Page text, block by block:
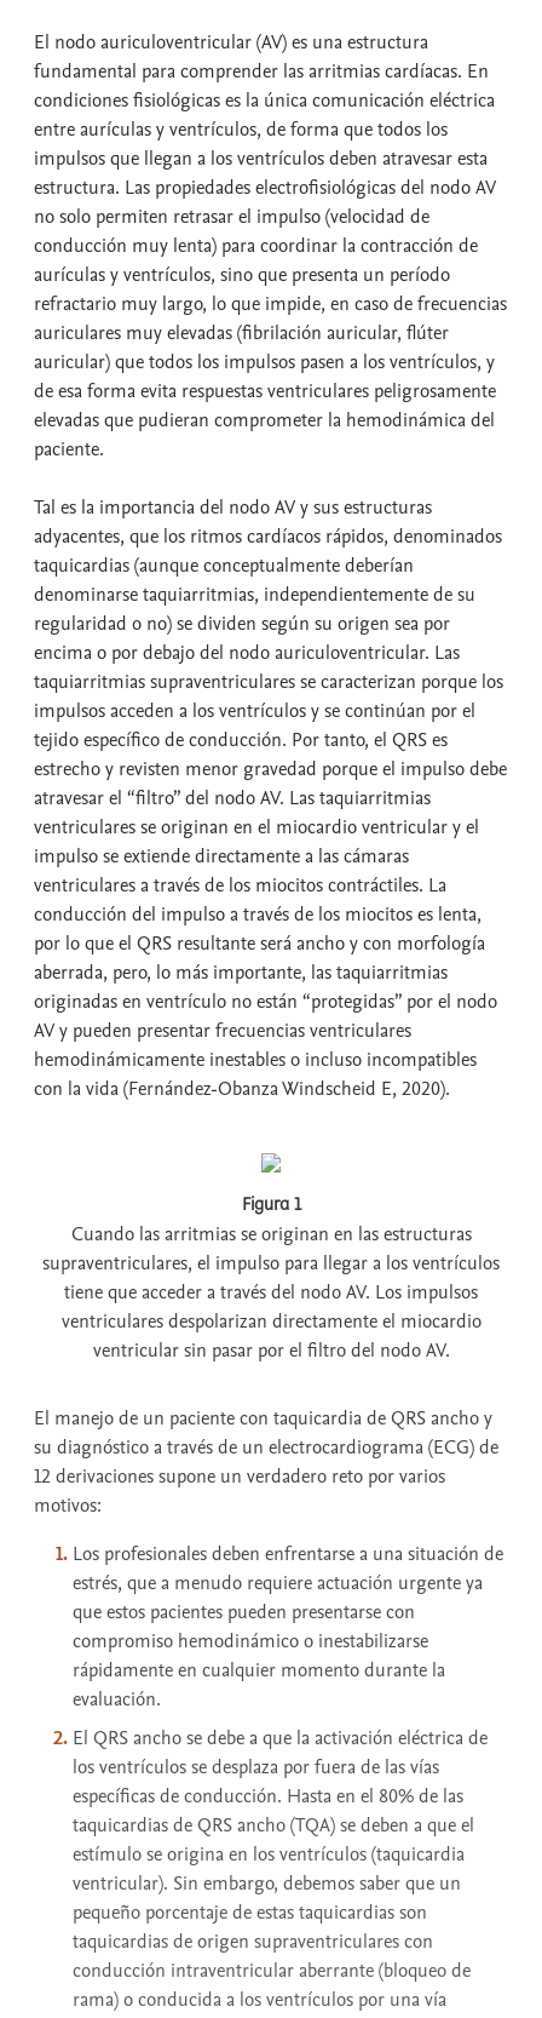
El nodo auriculoventricular (AV) es una estructura
fundamental para comprender las arritmias cardíacas. En
condiciones fisiológicas es la única comunicación eléctrica
entre aurículas y ventrículos, de forma que todos los
impulsos que llegan a los ventrículos deben atravesar esta
estructura. Las propiedades electrofisiológicas del nodo AV
no solo permiten retrasar el impulso (velocidad de
conducción muy lenta) para coordinar la contracción de
aurículas y ventrículos, sino que presenta un período
refractario muy largo, lo que impide, en caso de frecuencias
auriculares muy elevadas (fibrilación auricular, flúter
auricular) que todos los impulsos pasen a los ventrículos, y
de esa forma evita respuestas ventriculares peligrosamente
elevadas que pudieran comprometer la hemodinámica del
paciente.
Tal es la importancia del nodo AV y sus estructuras
adyacentes, que los ritmos cardíacos rápidos, denominados
taquicardias (aunque conceptualmente deberían
denominarse taquiarritmias, independientemente de su
regularidad o no) se dividen según su origen sea por
encima o por debajo del nodo auriculoventricular. Las
taquiarritmias supraventriculares se caracterizan porque los
impulsos acceden a los ventrículos y se continúan por el
tejido específico de conducción. Por tanto, el QRS es
estrecho y revisten menor gravedad porque el impulso debe
atravesar el “filtro” del nodo AV. Las taquiarritmias
ventriculares se originan en el miocardio ventricular y el
impulso se extiende directamente a las cámaras
ventriculares a través de los miocitos contráctiles. La
conducción del impulso a través de los miocitos es lenta,
por lo que el QRS resultante será ancho y con morfología
aberrada, pero, lo más importante, las taquiarritmias
originadas en ventrículo no están “protegidas” por el nodo
AV y pueden presentar frecuencias ventriculares
hemodinámicamente inestables o incluso incompatibles
con la vida (Fernández-Obanza Windscheid E, 2020).
Figura 1
Cuando las arritmias se originan en las estructuras
supraventriculares, el impulso para llegar a los ventrículos
tiene que acceder a través del nodo AV. Los impulsos
ventriculares despolarizan directamente el miocardio
ventricular sin pasar por el filtro del nodo AV.
El manejo de un paciente con taquicardia de QRS ancho y
su diagnóstico a través de un electrocardiograma (ECG) de
12 derivaciones supone un verdadero reto por varios
motivos:
Los profesionales deben enfrentarse a una situación de
estrés, que a menudo requiere actuación urgente ya
que estos pacientes pueden presentarse con
compromiso hemodinámico o inestabilizarse
rápidamente en cualquier momento durante la
evaluación.
El QRS ancho se debe a que la activación eléctrica de
los ventrículos se desplaza por fuera de las vías
específicas de conducción. Hasta en el 80% de las
taquicardias de QRS ancho (TQA) se deben a que el
estímulo se origina en los ventrículos (taquicardia
ventricular). Sin embargo, debemos saber que un
pequeño porcentaje de estas taquicardias son
taquicardias de origen supraventriculares con
conducción intraventricular aberrante (bloqueo de
rama) o conducida a los ventrículos por una vía